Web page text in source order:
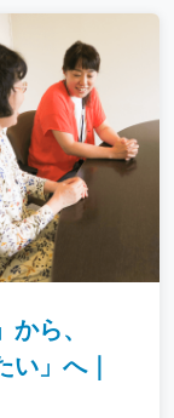
から、
い」へ｜